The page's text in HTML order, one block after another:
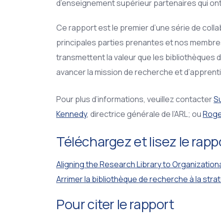
d’enseignement supérieur partenaires qui
Ce rapport est le premier d’une série de
principales parties prenantes et nos
transmettent la valeur que les
avancer la mission de recherche et
Pour plus d’informations, veuillez contacter
Kennedy, directrice générale de l’ARL; ou
Téléchargez et lisez le
Aligning the Research Library to
Arrimer la bibliothèque de recherche à la
Pour citer le rapport